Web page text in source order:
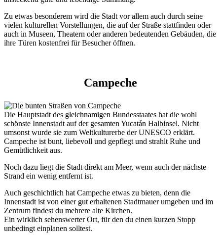
Zu etwas besonderem wird die Stadt vor allem auch durch seine
vielen kulturellen Vorstellungen, die auf der Straße stattfinden oder
auch in Museen, Theatern oder anderen bedeutenden Gebäuden, die
ihre Türen kostenfrei für Besucher öffnen.
Campeche
Die Hauptstadt des gleichnamigen Bundesstaates hat die wohl
schönste Innenstadt auf der gesamten Yucatán Halbinsel. Nicht
umsonst wurde sie zum Weltkulturerbe der UNESCO erklärt.
Campeche ist bunt, liebevoll und gepflegt und strahlt Ruhe und
Gemütlichkeit aus.
Noch dazu liegt die Stadt direkt am Meer, wenn auch der nächste
Strand ein wenig entfernt ist.
Auch geschichtlich hat Campeche etwas zu bieten, denn die
Innenstadt ist von einer gut erhaltenen Stadtmauer umgeben und im
Zentrum findest du mehrere alte Kirchen.
Ein wirklich sehenswerter Ort, für den du einen kurzen Stopp
unbedingt einplanen solltest.